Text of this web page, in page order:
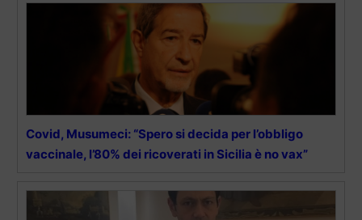
Covid, Musumeci: “Spero si decida per l’obbligo
vaccinale, l’80% dei ricoverati in Sicilia è no vax”